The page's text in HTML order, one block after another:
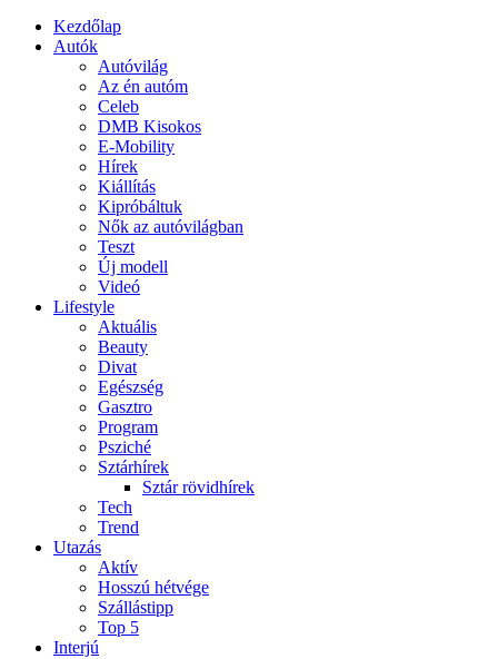
Kezdőlap
Autók
Autóvilág
Az én autóm
Celeb
DMB Kisokos
E-Mobility
Hírek
Kiállítás
Kipróbáltuk
Nők az autóvilágban
Teszt
Új modell
Videó
Lifestyle
Aktuális
Beauty
Divat
Egészség
Gasztro
Program
Psziché
Sztárhírek
Sztár rövidhírek
Tech
Trend
Utazás
Aktív
Hosszú hétvége
Szállástipp
Top 5
Interjú